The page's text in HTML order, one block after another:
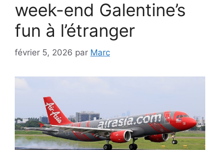
week-end Galentine’s
fun à l’étranger
février 5, 2026 par Marc